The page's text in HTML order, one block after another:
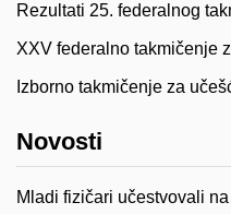
Rezultati 25. federalnog
XXV federalno takmičenje
Izborno takmičenje za
Novosti
Mladi fizičari učestvovali